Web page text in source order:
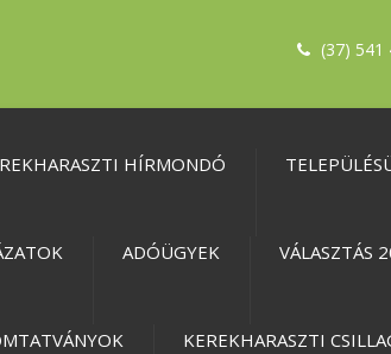
(37) 541
HÍRMONDÓ
ADÓÜGYEK VÁLASZTÁS
KEREKHARASZTI